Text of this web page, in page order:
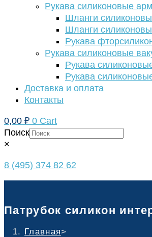
Рукава силиконовые
Шланги
Шланги
Рукава
Рукава силиконовые
Рукава
Рукава
Доставка и оплата
Контакты
0,00 ₽ 0 Cart
Поиск
×
8 (495) 374 82 62
Патрубок силикон
Главная>